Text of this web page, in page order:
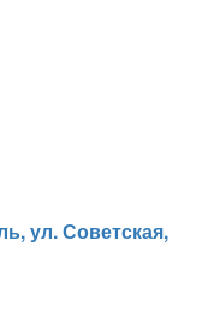
ул. Советская,